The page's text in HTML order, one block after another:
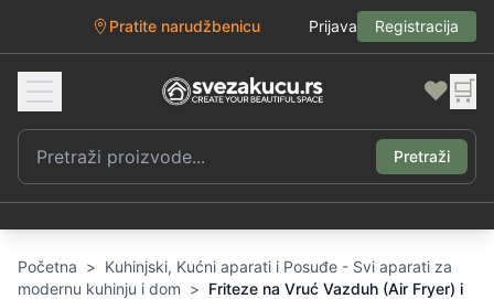
Pratite narudžbenicu Prijava Registracija
❤️ 🛒
Pretraži
Početna > Kuhinjski, Kućni aparati i Posuđe - Svi aparati za
modernu kuhinju i dom > Friteze na Vruć Vazduh (Air Fryer) i